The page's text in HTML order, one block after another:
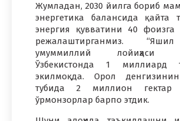
Жумладан, 2030 йилга бориб
энергетика балансида қайта
энергия қувватини 40 фоизга
режалаштирганмиз.
умуммиллий лойиҳаси
Ўзбекистонда 1 миллиард
экилмоқда. Орол
тубида 2 миллион гектар
ўрмонзорлар барпо этдик.